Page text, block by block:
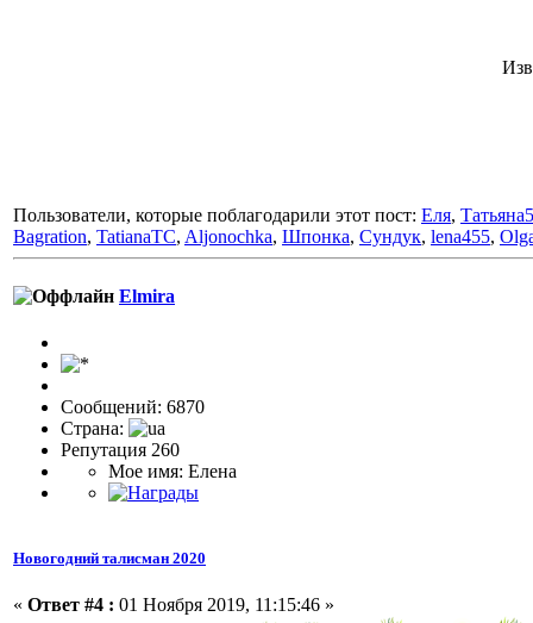
Пользователи, которые поблагодарили этот пост: Еля,
Bagration, TatianaTC, Aljonochka, Шпонка, Сундук, lena455,
Elmira
Сообщений: 6870
Страна:
Репутация 260
Мое имя: Елена
Новогодний талисман 2020
« Ответ #4 : 01 Ноября 2019, 11:15:46 »